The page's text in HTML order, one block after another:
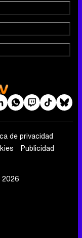
de privacidad
Publicidad